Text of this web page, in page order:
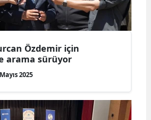
Özdemir için
arama sürüyor
2025